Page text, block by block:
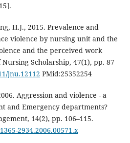
H.J., 2015. Prevalence and
violence by nursing unit and the
and the perceived work
Scholarship, 47(1), pp. 87–
jnu.12112 PMid:25352254
Aggression and violence - a
and Emergency departments?
14(2), pp. 106–115.
2934.2006.00571.x